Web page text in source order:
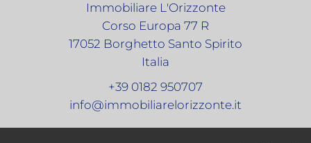
Immobiliare L'Orizzonte
Corso Europa 77 R
17052 Borghetto Santo Spirito
Italia
+39 0182 950707
info@immobiliarelorizzonte.it